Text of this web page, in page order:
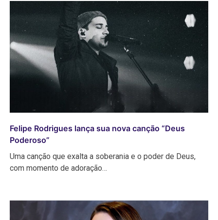
Felipe Rodrigues lança sua nova canção “Deus
Poderoso”
Uma canção que exalta a soberania e o poder de Deus,
com momento de adoração…